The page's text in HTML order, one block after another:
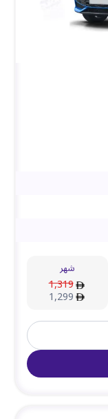
شهر
1,319
1,299